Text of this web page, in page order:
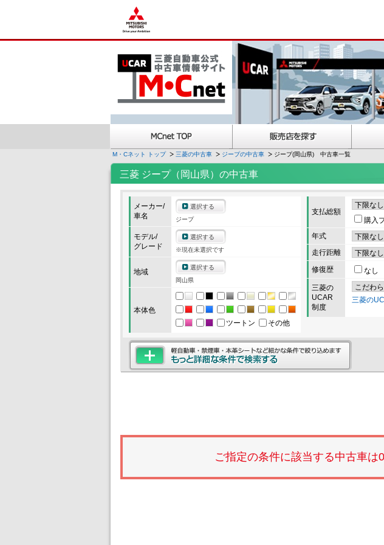
M・Cネット トップ 三菱の中古車 ジープの中古車 ジープ(岡山県) 中古車一覧
三菱 ジープ（岡山県）の中古車
メーカー/
車名
選択する
ジープ
モデル/
グレード
選択する
※現在未選択です
地域
選択する
岡山県
本体色
ツートン
その他
支払総額
購入
年式
走行距離
修復歴
なし
三菱の
UCAR
制度
三菱の
ご指定の条件に該当する中古車は